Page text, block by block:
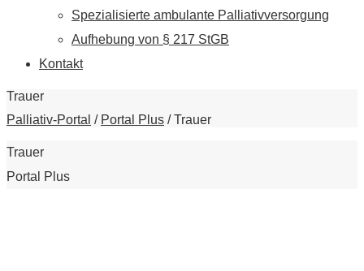
Spezialisierte ambulante Palliativversorgung
Aufhebung von § 217 StGB
Kontakt
Trauer
Palliativ-Portal / Portal Plus /Trauer
Trauer
Portal Plus